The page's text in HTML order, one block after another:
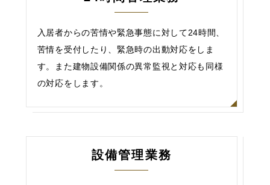
入居者からの苦情や緊急事態に対して24時間、
苦情を受付したり、緊急時の出動対応をしま
す。また建物設備関係の異常監視と対応も同様
の対応をします。
設備管理業務